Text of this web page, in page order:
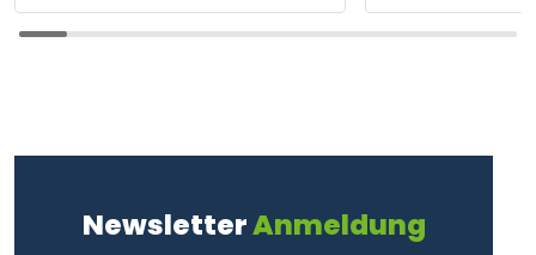
NewsletterAnmeldung